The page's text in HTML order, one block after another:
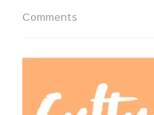
Comments